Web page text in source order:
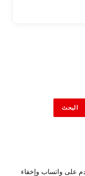
البحث
على واتساب وإخفاء